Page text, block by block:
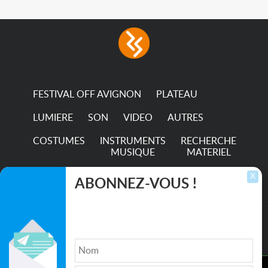
FESTIVAL OFF AVIGNON PLATEAU
LUMIERE SON VIDEO AUTRES
COSTUMES
INSTRUMENTS
MUSIQUE
RECHERCHE
MATERIEL
TRANSPORTS X
ABONNEZ-VOUS !